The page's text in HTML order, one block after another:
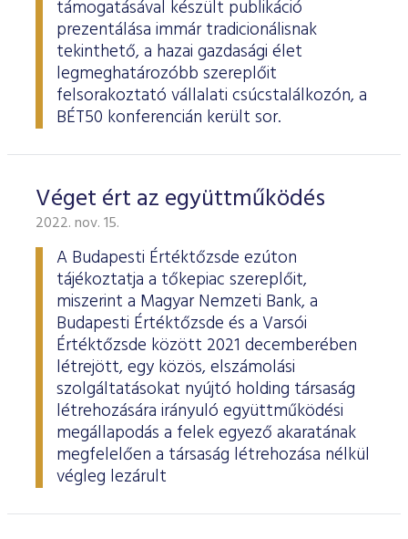
támogatásával készült publikáció
prezentálása immár tradicionálisnak
tekinthető, a hazai gazdasági élet
legmeghatározóbb szereplőit
felsorakoztató vállalati csúcstalálkozón, a
BÉT50 konferencián került sor.
Véget ért az együttműködés
2022. nov. 15.
A Budapesti Értéktőzsde ezúton
tájékoztatja a tőkepiac szereplőit,
miszerint a Magyar Nemzeti Bank, a
Budapesti Értéktőzsde és a Varsói
Értéktőzsde között 2021 decemberében
létrejött, egy közös, elszámolási
szolgáltatásokat nyújtó holding társaság
létrehozására irányuló együttműködési
megállapodás a felek egyező akaratának
megfelelően a társaság létrehozása nélkül
végleg lezárult